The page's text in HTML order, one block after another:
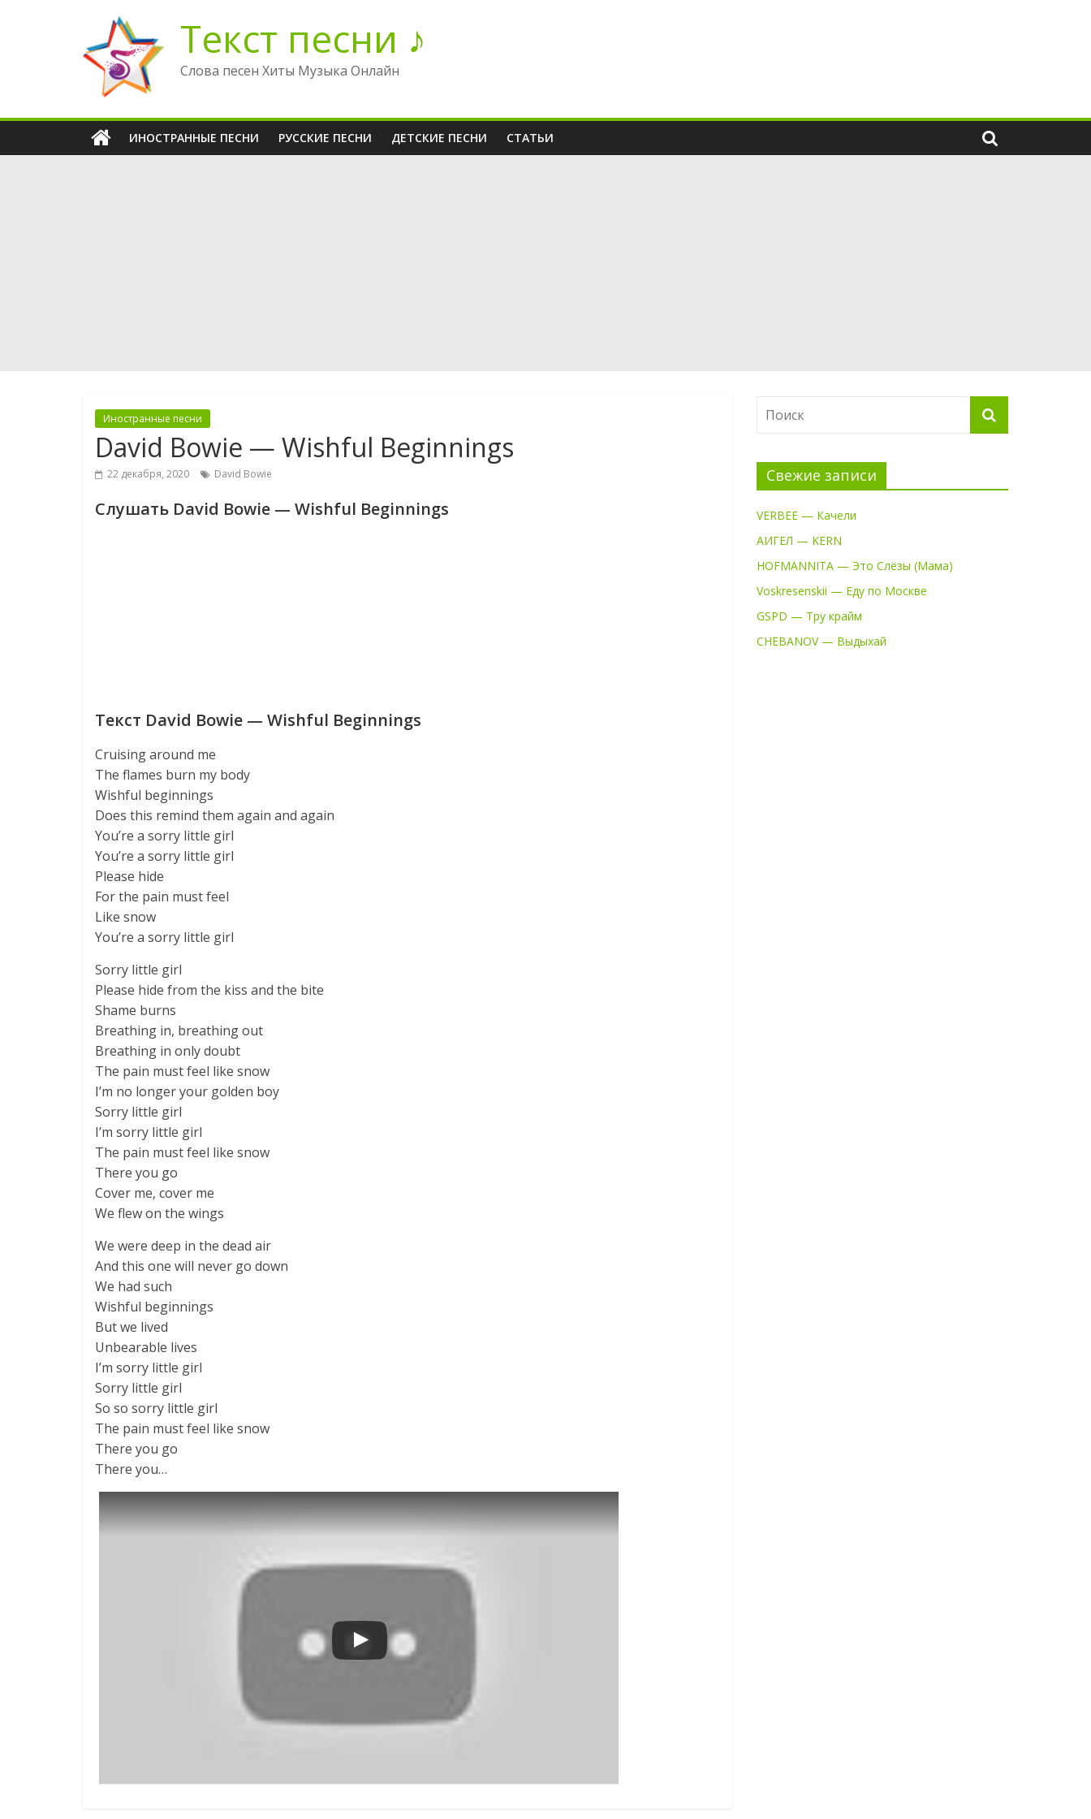
содержимому
Текст песни ♪
Слова песен Хиты Музыка Онлайн
ИНОСТРАННЫЕ ПЕСНИ РУССКИЕ ПЕСНИ ДЕТСКИЕ ПЕСНИ СТАТЬИ
Иностранные песни
David Bowie — Wishful Beginnings
22 декабря, 2020 David Bowie
Слушать David Bowie — Wishful Beginnings
Текст David Bowie — Wishful Beginnings
Cruising around me
The flames burn my body
Wishful beginnings
Does this remind them again and again
You’re a sorry little girl
You’re a sorry little girl
Please hide
For the pain must feel
Like snow
You’re a sorry little girl
Sorry little girl
Please hide from the kiss and the bite
Shame burns
Breathing in, breathing out
Breathing in only doubt
The pain must feel like snow
I’m no longer your golden boy
Sorry little girl
I’m sorry little girl
The pain must feel like snow
There you go
Cover me, cover me
We flew on the wings
We were deep in the dead air
And this one will never go down
We had such
Wishful beginnings
But we lived
Unbearable lives
I’m sorry little girl
Sorry little girl
So so sorry little girl
The pain must feel like snow
There you go
There you…
Свежие записи
VERBEE — Качели
АИГЕЛ — KERN
HOFMANNITA — Это Слёзы (Мама)
Voskresenskii — Еду по Москве
GSPD — Тру крайм
CHEBANOV — Выдыхай